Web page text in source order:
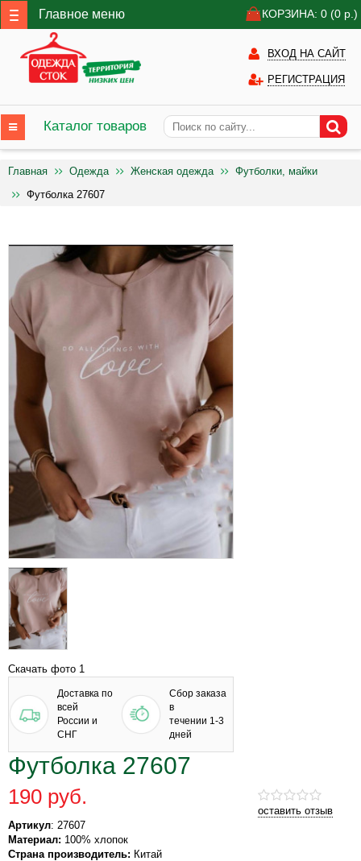
Главное меню КОРЗИНА: 0 (0 р.)
ВХОД НА САЙТ
РЕГИСТРАЦИЯ
Каталог товаров
Главная Одежда Женская одежда
Футболки, майки
Футболка 27607
Скачать фото 1
Доставка по
всей
России и
СНГ
Сбор заказа
в
течении 1-3
дней
Футболка 27607
оставить отзыв
190 руб.
Артикул: 27607
Материал: 100% хлопок
Страна производитель: Китай